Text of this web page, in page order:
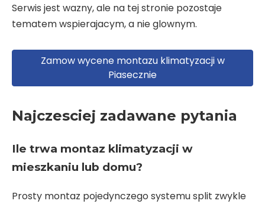
Serwis jest wazny, ale na tej stronie pozostaje
tematem wspierajacym, a nie glownym.
Zamow wycene montazu klimatyzacji w
Piasecznie
Najczesciej zadawane pytania
Ile trwa montaz klimatyzacji w
mieszkaniu lub domu?
Prosty montaz pojedynczego systemu split zwykle